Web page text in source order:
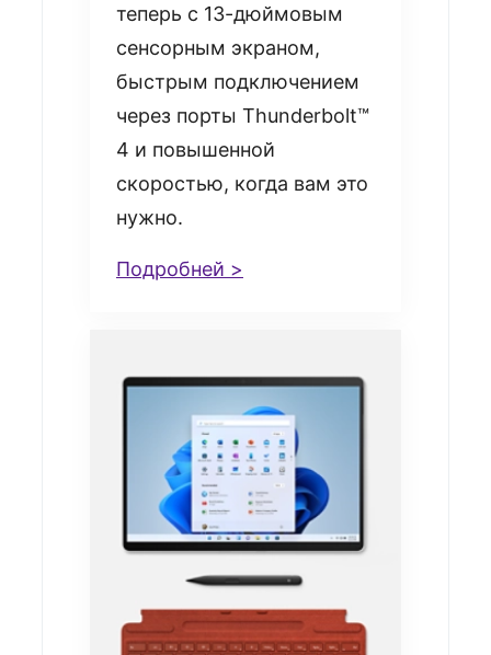
теперь с 13-дюймовым
сенсорным экраном,
быстрым подключением
через порты Thunderbolt™
4 и повышенной
скоростью, когда вам это
нужно.
Подробней >